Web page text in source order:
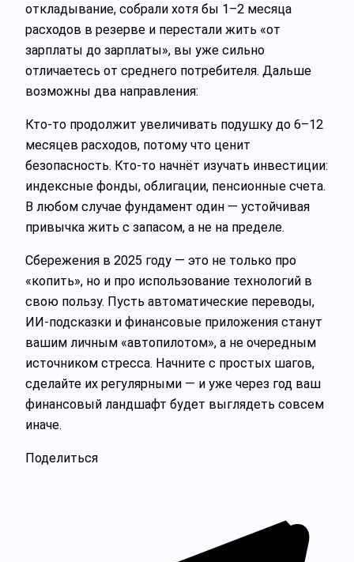
откладывание, собрали хотя бы 1–2 месяца
расходов в резерве и перестали жить «от
зарплаты до зарплаты», вы уже сильно
отличаетесь от среднего потребителя. Дальше
возможны два направления:
Кто‑то продолжит увеличивать подушку до 6–12
месяцев расходов, потому что ценит
безопасность. Кто‑то начнёт изучать инвестиции:
индексные фонды, облигации, пенсионные счета.
В любом случае фундамент один — устойчивая
привычка жить с запасом, а не на пределе.
Сбережения в 2025 году — это не только про
«копить», но и про использование технологий в
свою пользу. Пусть автоматические переводы,
ИИ‑подсказки и финансовые приложения станут
вашим личным «автопилотом», а не очередным
источником стресса. Начните с простых шагов,
сделайте их регулярными — и уже через год ваш
финансовый ландшафт будет выглядеть совсем
иначе.
Поделиться